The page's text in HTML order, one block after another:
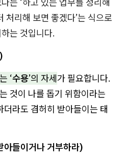
는 ‘하고 있는 업무를 정리해
처리해 보면 좋겠다’는 식으로
는 것입니다.
‘수용’의 자세가 필요합니다.
것이 나를 돕기 위함이라는
라도 겸허히 받아들이는 태
들이거나 거부하라)